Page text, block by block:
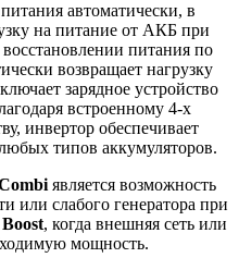
автоматически, в
на питание от АКБ при
питания по
возвращает нагрузку
зарядное устройство
встроенному 4-х
инвертор обеспечивает
типов аккумуляторов.
является возможность
или слабого генератора при
, когда внешняя сеть или
мощность.